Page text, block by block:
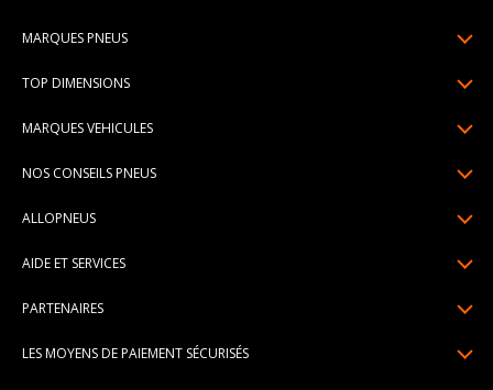
MARQUES PNEUS
Pneus Continental
Pneus Hankook
Pneus Dunlop
TOP DIMENSIONS
195/65R15
205/60R16
225/45R17
MARQUES VEHICULES
Peugeot
Audi
BMW
NOS CONSEILS PNEUS
Pression pneu
Témoin d'usure
ALLOPNEUS
Espace Presse
AIDE ET SERVICES
Livraisons standard / express
PARTENAIRES
LES MOYENS DE PAIEMENT SÉCURISÉS